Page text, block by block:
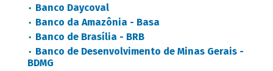
Banco Daycoval
Banco da Amazônia - Basa
Banco de Brasília - BRB
Banco de Desenvolvimento de Minas Gerais -
BDMG